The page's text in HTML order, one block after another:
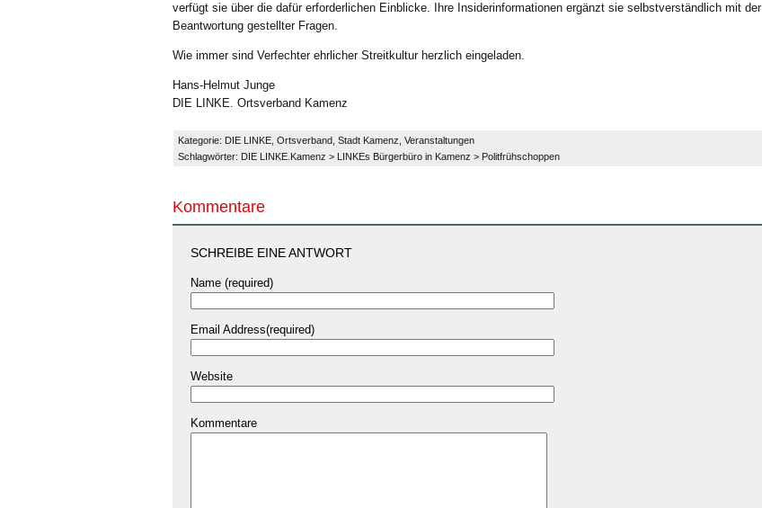
verfügt sie über die dafür erforderlichen Einblicke. Ihre Insiderinformationen ergänzt sie selbstverständlich mit der
Beantwortung gestellter Fragen.
Wie immer sind Verfechter ehrlicher Streitkultur herzlich eingeladen.
Hans-Helmut Junge
DIE LINKE. Ortsverband Kamenz
Kategorie: DIE LINKE Ortsverband Stadt Kamenz Veranstaltungen
Schlagwörter: DIE LINKE.Kamenz > LINKEs Bürgerbüro in Kamenz > Politfrühschoppen
Kommentare
SCHREIBE EINE ANTWORT
Name (required)
Email Address(required)
Website
Kommentare